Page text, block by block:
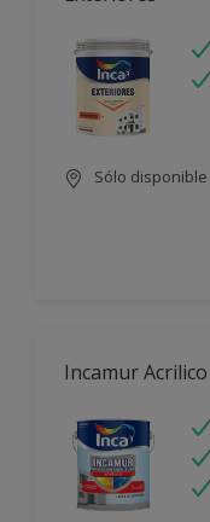
Sólo
Incamur Acrilico